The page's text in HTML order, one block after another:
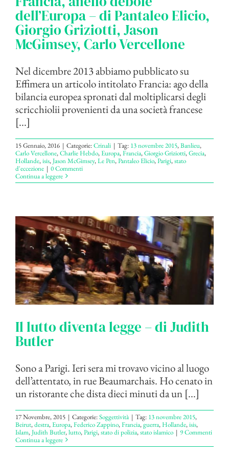
dell’Europa – di Pantaleo Elicio,
Giorgio Griziotti, Jason
McGimsey, Carlo Vercellone
Nel dicembre 2013 abbiamo pubblicato su
Effimera un articolo intitolato Francia: ago della
bilancia europea spronati dal moltiplicarsi degli
scricchiolii provenienti da una società francese
[...]
15 Gennaio, 2016 | Categorie:Crinali | Tag: 13 novembre 2015,Banlieu,
Carlo Vercellone,Charlie Hebdo,Europa,Francia,Giorgio Griziotti,Grecia,
Hollande,isis,Jason McGimsey,Le Pen,Pantaleo Elicio,Parigi,stato
d'eccezione | 0 Commenti
Continua a leggere
Il lutto diventa legge – di Judith
Butler
Sono a Parigi. Ieri sera mi trovavo vicino al luogo
dell’attentato, in rue Beaumarchais. Ho cenato in
un ristorante che dista dieci minuti da un [...]
17 Novembre, 2015 | Categorie:Soggettività | Tag: 13 novembre 2015,
Beirut,destra,Europa,Federico Zappino,Francia,guerra,Hollande,isis,
Islam,Judith Butler,lutto,Parigi,stato di polizia,stato islamico | 9 Commenti
Continua a leggere